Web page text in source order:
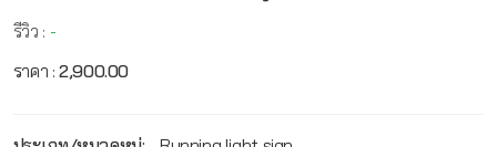
รีวิว : -
ราคา :2,900.00